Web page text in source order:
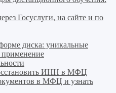
Госуслуги, на сайте и по
диска: уникальные
применение
ИНН в МФЦ
в МФЦ и узнать